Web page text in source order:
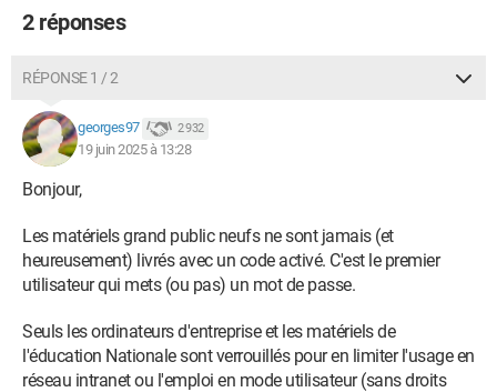
2 réponses
RÉPONSE 1 / 2
georges97 2 932
19 juin 2025 à 13:28
Bonjour,
Les matériels grand public neufs ne sont jamais (et
heureusement) livrés avec un code activé. C'est le premier
utilisateur qui mets (ou pas) un mot de passe.
Seuls les ordinateurs d'entreprise et les matériels de
l'éducation Nationale sont verrouillés pour en limiter l'usage en
réseau intranet ou l'emploi en mode utilisateur (sans droits